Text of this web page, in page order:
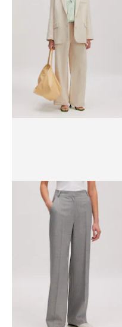
Blazer 'Arwen'
169.00 CHF 99.90 CHF